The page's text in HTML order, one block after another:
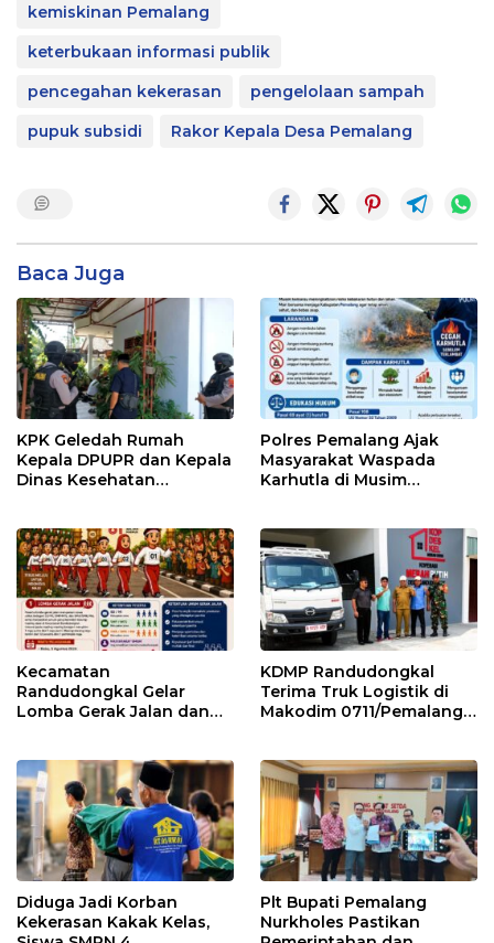
kemiskinan Pemalang
keterbukaan informasi publik
pencegahan kekerasan
pengelolaan sampah
pupuk subsidi
Rakor Kepala Desa Pemalang
Baca Juga
KPK Geledah Rumah
Kepala DPUPR dan Kepala
Dinas Kesehatan
Polres Pemalang Ajak
Masyarakat Waspada
Karhutla di Musim
Kecamatan
Randudongkal Gelar
Lomba Gerak Jalan dan
KDMP Randudongkal
Terima Truk Logistik di
Makodim 0711/Pemalang
Diduga Jadi Korban
Kekerasan Kakak Kelas,
Plt Bupati Pemalang
Nurkholes Pastikan